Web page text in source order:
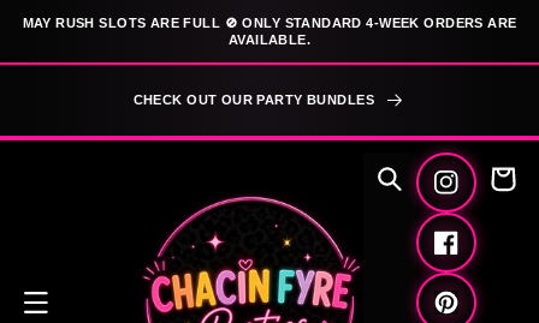
MAY RUSH SLOTS ARE FULL 🚫 ONLY STANDARD 4-WEEK ORDERS ARE
AVAILABLE.
CHECK OUT OUR PARTY BUNDLES
Instagram
Facebook
Pinterest
Καλάθι